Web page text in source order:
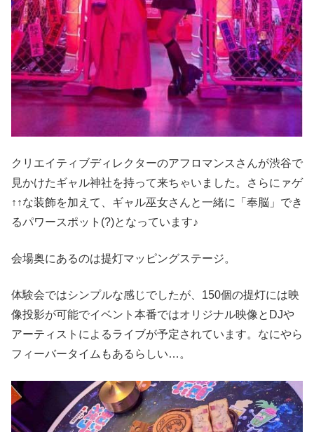
クリエイティブディレクターのアフロマンスさんが渋谷で
見かけたギャル神社を持って来ちゃいました。さらにァゲ
↑↑な装飾を加えて、ギャル巫女さんと一緒に「奉脳」でき
るパワースポット(?)となっています♪
会場奥にあるのは提灯マッピングステージ。
体験会ではシンプルな感じでしたが、150個の提灯には映
像投影が可能でイベント本番ではオリジナル映像とDJや
アーティストによるライブが予定されています。なにやら
フィーバータイムもあるらしい…。